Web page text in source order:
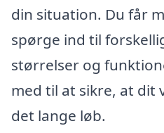
din situation. Du får
spørge ind til
størrelser og
med til at sikre, at dit
det lange løb.